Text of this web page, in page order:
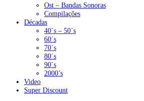
Ost – Bandas Sonoras
Compilações
Décadas
40´s – 50´s
60´s
70´s
80´s
90´s
2000’s
Video
Super Discount